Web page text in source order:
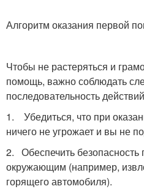
Алгоритм оказания первой
Чтобы не растеряться и
помощь, важно соблюдать
последовательность
1. Убедиться, что при
ничего не угрожает и вы не
2. Обеспечить
окружающим (например,
горящего автомобиля).